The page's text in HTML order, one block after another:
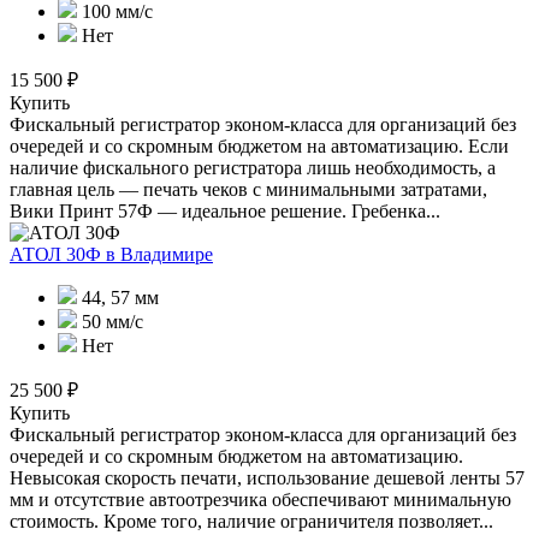
100 мм/с
Нет
15 500 ₽
Купить
Фискальный регистратор эконом-класса для организаций без
очередей и со скромным бюджетом на автоматизацию. Если
наличие фискального регистратора лишь необходимость, а
главная цель — печать чеков с минимальными затратами,
Вики Принт 57Ф — идеальное решение. Гребенка...
АТОЛ 30Ф в Владимире
44, 57 мм
50 мм/с
Нет
25 500 ₽
Купить
Фискальный регистратор эконом-класса для организаций без
очередей и со скромным бюджетом на автоматизацию.
Невысокая скорость печати, использование дешевой ленты 57
мм и отсутствие автоотрезчика обеспечивают минимальную
стоимость. Кроме того, наличие ограничителя позволяет...